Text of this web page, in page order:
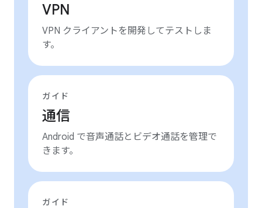
VPN
VPN クライアントを開発してテストしま
す。
ガイド
通信
Android で音声通話とビデオ通話を管理で
きます。
ガイド